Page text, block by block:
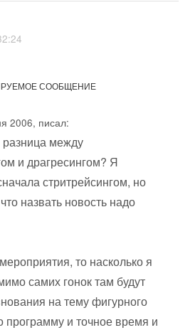
СООБЩЕНИЕ
2006, писал:
разница между
и драгресингом? Я
стритрейсингом, но
назвать новость надо
то насколько я
самих гонок там будут
на тему фигурного
и точное время и